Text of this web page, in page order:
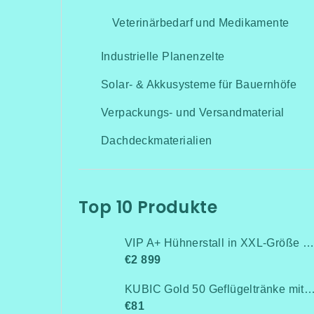
Veterinärbedarf und Medikamente
Industrielle Planenzelte
Solar- & Akkusysteme für Bauernhöfe
Verpackungs- und Versandmaterial
Dachdeckmaterialien
Top 10 Produkte
VIP A+ Hühnerstall in XXL-Größe für 15-20 Hühner-Isoliert(mit Heizung!+Kühlung!, Isolierung und Led-Beleuchtung) - Komplett montiert - Kostenlose Lieferung
€2 899
KUBIC Gold 50 Geflügeltränke mit Standfüßen
€81